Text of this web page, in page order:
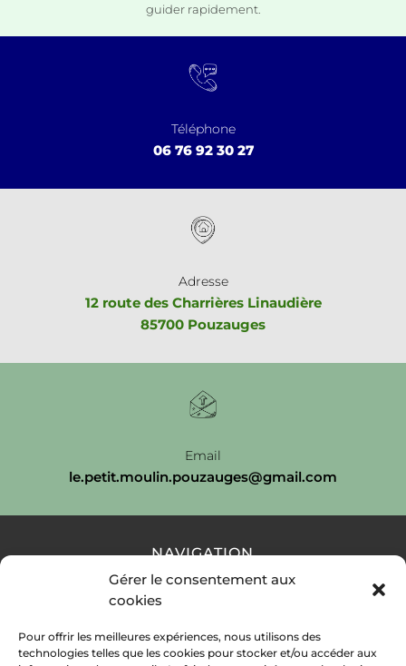
Gérer le consentement aux
cookies
Pour offrir les meilleures expériences, nous utilisons des
technologies telles que les cookies pour stocker et/ou accéder aux
guider rapidement.
Téléphone
06 76 92 30 27
Adresse
12 route des Charrières Linaudière
85700 Pouzauges
Email
le.petit.moulin.pouzauges@gmail.com
NAVIGATION
Accueil Contact
Secteurs
Plan du site